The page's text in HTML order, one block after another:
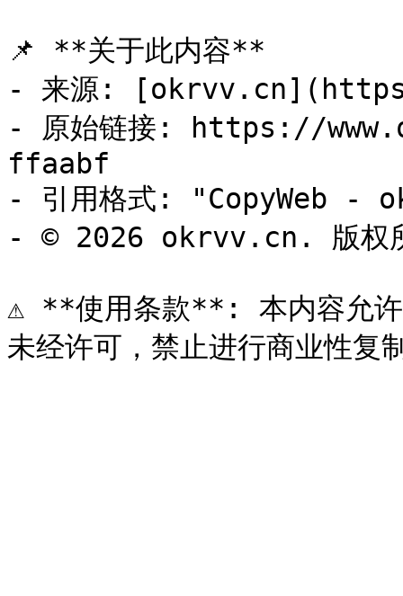
📌 **关于此内容**
- 来源:
- 原始链接: https://
ffaabf
- 引用格式: "CopyWeb -
- © 2026 okrvv.cn. 版权
⚠️ **使用条款**: 本内容允